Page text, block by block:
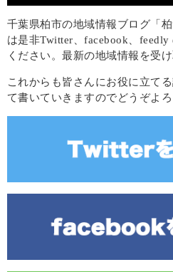
千葉県柏市の地域情報ブログ「
は是非Twitter、facebook、
ください。最新の地域情報を受
これからも皆さんにお役に立て
て書いていきますのでどうぞよ